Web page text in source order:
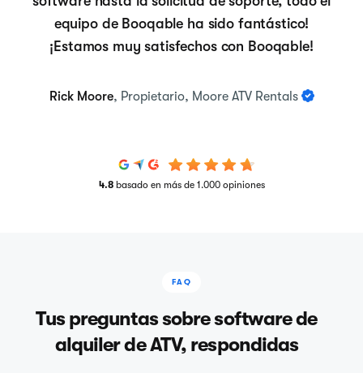
equipo de Booqable ha sido fantástico!
¡Estamos muy satisfechos con Booqable!
Rick Moore, Propietario, Moore ATV Rentals
4.8 basado en más de 1.000 opiniones
FAQ
Tus preguntas sobre software de
alquiler de ATV, respondidas